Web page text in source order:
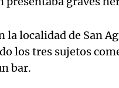
la localidad de San
los tres sujetos
bar.